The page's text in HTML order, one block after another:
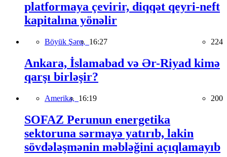
platformaya çevirir, diqqət qeyri-neft
kapitalına yönəlir
Böyük Şərq, 16:27 224
Ankara, İslamabad və Ər-Riyad kimə
qarşı birləşir?
Amerika, 16:19 200
SOFAZ Perunun energetika
sektoruna sərmayə yatırıb, lakin
sövdələşmənin məbləğini açıqlamayıb